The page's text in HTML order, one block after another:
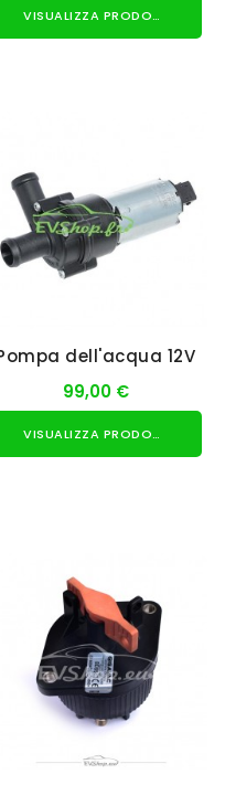
VISUALIZZA PRODOTTO
dell'acqua 12V
99,00 €
VISUALIZZA PRODOTTO